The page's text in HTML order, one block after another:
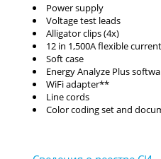
Power supply
Voltage test leads
Alligator clips (4x)
12 in 1,500A flexible
Soft case
Energy Analyze Plus
WiFi adapter**
Line cords
Color coding set and